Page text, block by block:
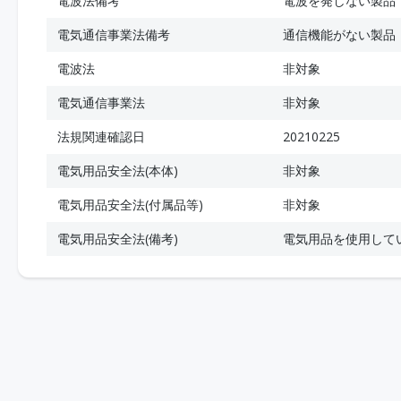
電気通信事業法備考
通信機能がない製品
電波法
非対象
電気通信事業法
非対象
法規関連確認日
20210225
電気用品安全法(本体)
非対象
電気用品安全法(付属品等)
非対象
電気用品安全法(備考)
電気用品を使用して